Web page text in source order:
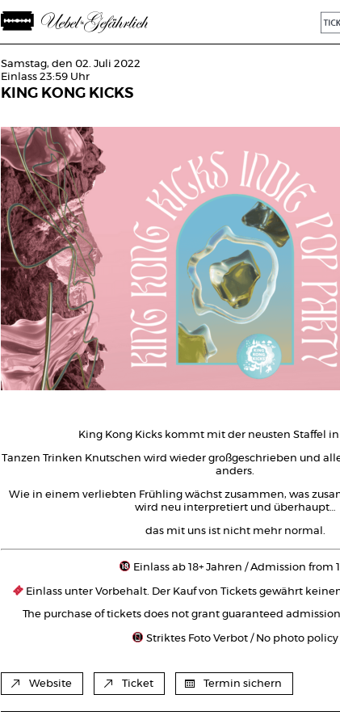
Samstag, den 02. Juli 2022
Einlass 23:59 Uhr
KING KONG KICKS
King Kong Kicks kommt mit der neusten Staffel in
Tanzen Trinken Knutschen wird wieder großgeschrieben und
anders.
Wie in einem verliebten Frühling wächst zusammen, was
wird neu interpretiert und überhaupt…
das mit uns ist nicht mehr normal.
Einlass ab 18+ Jahren / Admission from
Einlass unter Vorbehalt. Der Kauf von Tickets gewährt
The purchase of tickets does not grant guaranteed
Striktes Foto Verbot / No photo policy
Website Ticket Termin sichern